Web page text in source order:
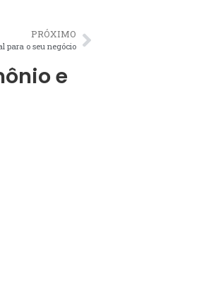
PRÓXIMO
para o seu negócio
e